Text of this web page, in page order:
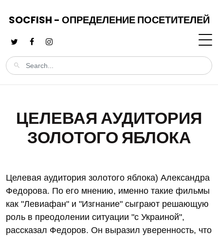
SOCFISH - ОПРЕДЕЛЕНИЕ ПОСЕТИТЕЛЕЙ
ЦЕЛЕВАЯ АУДИТОРИЯ
ЗОЛОТОГО ЯБЛОКА
Целевая аудитория золотого яблока) Александра
Федорова. По его мнению, именно такие фильмы
как "Левиафан" и "Изгнание" сыграют решающую
роль в преодолении ситуации "с Украиной",
рассказал Федоров. Он выразил уверенность, что